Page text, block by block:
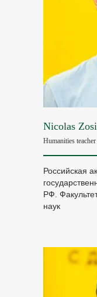
Nicolas
Humanities teacher
Российская
РФ.
наук
с нашим